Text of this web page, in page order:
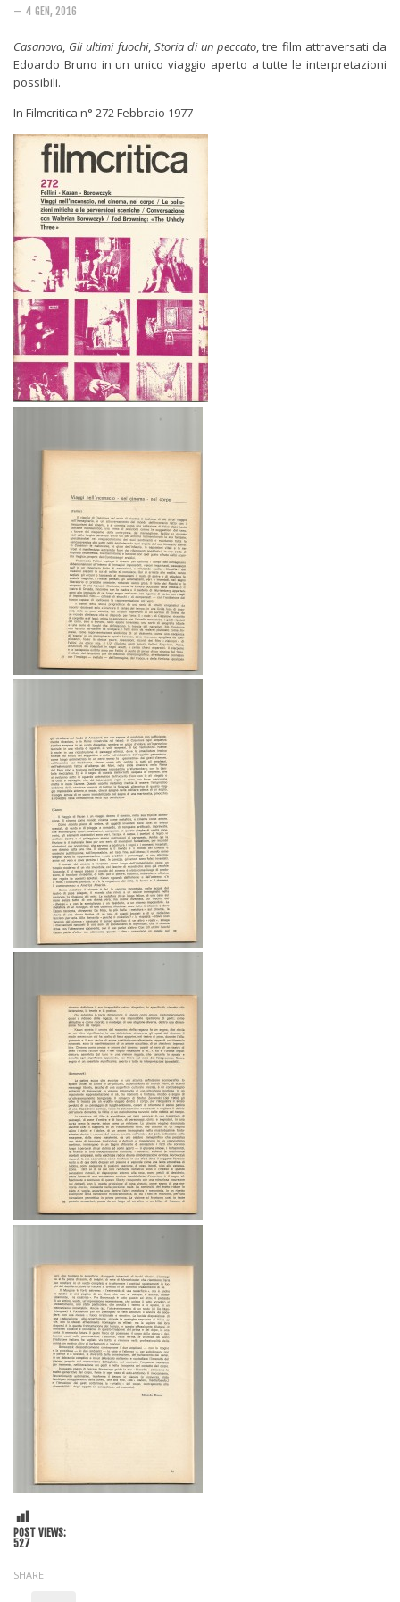
Come eravamo
— 4 GEN, 2016
Casanova, Gli ultimi fuochi, Storia di un peccato, tre film attraversati da
Edoardo Bruno in un unico viaggio aperto a tutte le interpretazioni
possibili.
In Filmcritica n° 272 Febbraio 1977
POST VIEWS:
527
SHARE